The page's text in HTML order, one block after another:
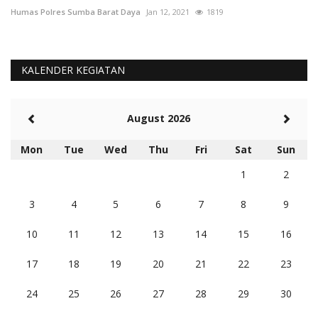
Humas Polres Sumba Barat Daya Jan 12, 2021 1819
KALENDER KEGIATAN
August 2026
Mon Tue Wed Thu Fri Sat
Sun
1
2
3 4 5 6 7 8 9
10 11 12 13 14 15 16
17 18 19 20 21 22 23
24 25 26 27 28 29 30